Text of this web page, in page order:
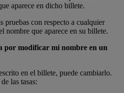
aparece en dicho billete.
pruebas con respecto a cualquier
nombre que aparece en su billete.
por modificar mi nombre en un
en el billete, puede cambiarlo.
las tasas: